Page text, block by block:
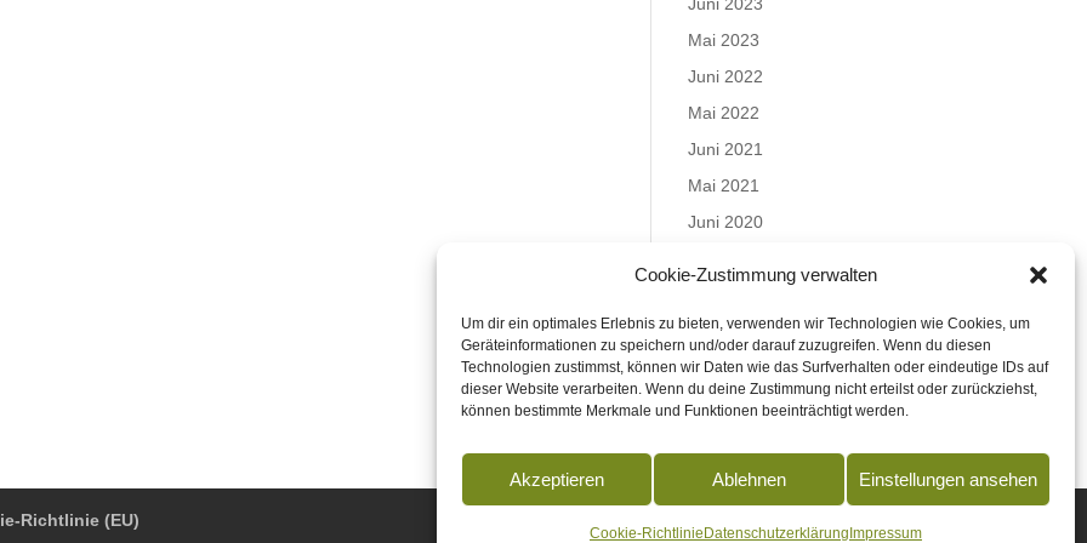
Cookie-Zustimmung verwalten
Um dir ein optimales Erlebnis zu bieten, verwenden wir Technologien wie Cookies, um
Geräteinformationen zu speichern und/oder darauf zuzugreifen. Wenn du diesen
Technologien zustimmst, können wir Daten wie das Surfverhalten oder eindeutige IDs auf
dieser Website verarbeiten. Wenn du deine Zustimmung nicht erteilst oder zurückziehst,
können bestimmte Merkmale und Funktionen beeinträchtigt werden.
Akzeptieren Ablehnen Einstellungen ansehen
Cookie-Richtlinie Datenschutzerklärung Impressum
Mai 2023
Juni 2022
Mai 2022
Juni 2021
Mai 2021
Juni 2020
Juni 2019
Mai 2019
April 2019
Richtlinie (EU)